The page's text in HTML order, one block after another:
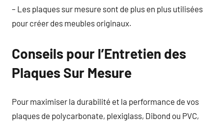
– Les plaques sur mesure sont de plus en plus utilisées
pour créer des meubles originaux.
Conseils pour l’Entretien des
Plaques Sur Mesure
Pour maximiser la durabilité et la performance de vos
plaques de polycarbonate, plexiglass, Dibond ou PVC,